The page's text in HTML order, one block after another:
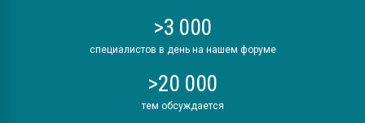
>3 000
специалистов в день на нашем форуме
>20 000
тем обсуждается